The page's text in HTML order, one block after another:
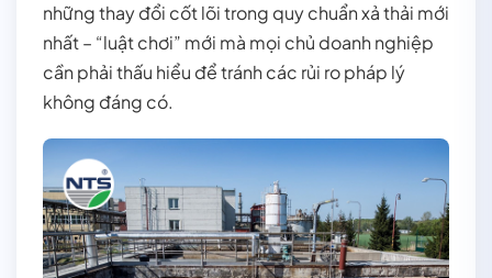
những thay đổi cốt lõi trong quy chuẩn xả thải mới
nhất – “luật chơi” mới mà mọi chủ doanh nghiệp
cần phải thấu hiểu để tránh các rủi ro pháp lý
không đáng có.